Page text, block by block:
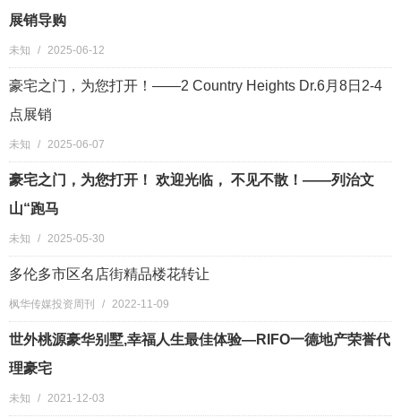
展销导购
未知 / 2025-06-12
豪宅之门，为您打开！——2 Country Heights Dr.6月8日2-4
点展销
未知 / 2025-06-07
豪宅之门，为您打开！ 欢迎光临， 不见不散！——列治文
山“跑马
未知 / 2025-05-30
多伦多市区名店街精品楼花转让
枫华传媒投资周刊 / 2022-11-09
世外桃源豪华别墅,幸福人生最佳体验—RIFO一德地产荣誉代
理豪宅
未知 / 2021-12-03